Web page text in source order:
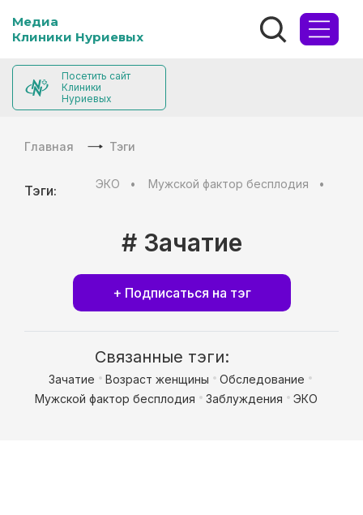
Медиа
Клиники Нуриевых
Посетить сайт
Клиники
Нуриевых
Главная Тэги
Тэги: ЭКО Мужской фактор бесплодия
# Зачатие
+ Подписаться на тэг
Связанные тэги:
Зачатие Возраст женщины
Обследование
Мужской фактор бесплодия
Заблуждения ЭКО